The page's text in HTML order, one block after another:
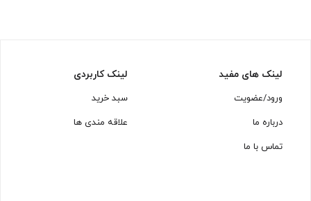
لینک های مفید
ورود/عضویت
درباره ما
تماس با ما
لینک کاربردی
سبد خرید
علاقه مندی ها